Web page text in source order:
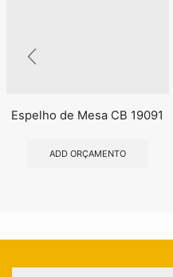
Espelho de Mesa CB 19091
ADD ORÇAMENTO